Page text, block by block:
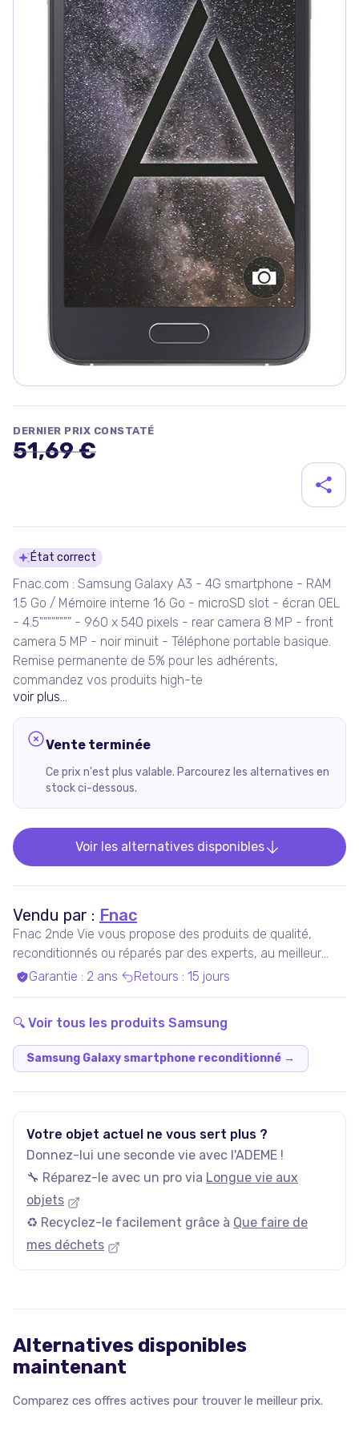
DERNIER PRIX CONSTATÉ
51,69 €
Détails du produit
État correct
Fnac.com : Samsung Galaxy A3 - 4G smartphone - RAM
1.5 Go / Mémoire interne 16 Go - microSD slot - écran OEL
- 4.5"""""""" - 960 x 540 pixels - rear camera 8 MP - front
camera 5 MP - noir minuit - Téléphone portable basique.
Remise permanente de 5% pour les adhérents,
commandez vos produits high-te
voir plus...
Vente terminée
Ce prix n'est plus valable. Parcourez les alternatives en
stock ci-dessous.
Voir les alternatives disponibles
Vendu par : Fnac
Fnac 2nde Vie vous propose des produits de qualité,
reconditionnés ou réparés par des experts, au meilleur
prix.Garantie : 2 ans Retours : 15 jours
🔍 Voir tous les produits Samsung
Samsung Galaxy smartphone reconditionné →
Votre objet actuel ne vous sert plus ?
Donnez-lui une seconde vie avec l'ADEME !
🔧 Réparez-le avec un pro via Longue vie aux
objets
♻️ Recyclez-le facilement grâce à Que faire de
mes déchets
Alternatives disponibles
maintenant
Comparez ces offres actives pour trouver le meilleur prix.